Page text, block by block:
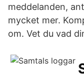
meddelanden,
mycket mer.
om. Vet du vad